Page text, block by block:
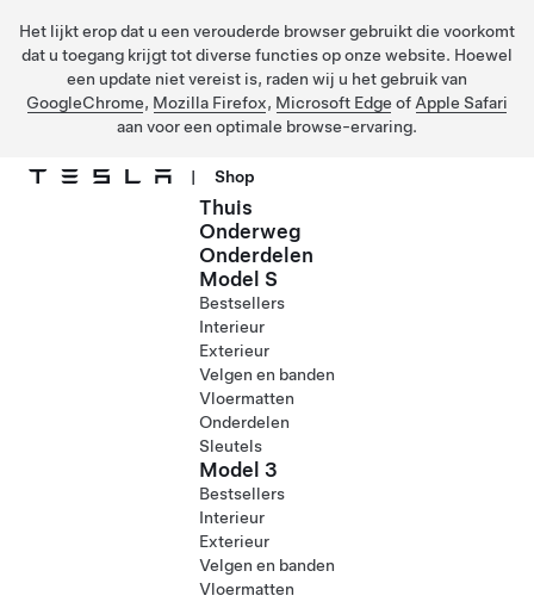
Het lijkt erop dat u een verouderde browser gebruikt die voorkomt
dat u toegang krijgt tot diverse functies op onze website. Hoewel
een update niet vereist is, raden wij u het gebruik van
GoogleChrome, Mozilla Firefox, Microsoft Edge of Apple Safari
aan voor een optimale browse-ervaring.
| Shop
Thuis
Onderweg
Onderdelen
Model S
Bestsellers
Interieur
Exterieur
Velgen en banden
Vloermatten
Onderdelen
Sleutels
Model 3
Bestsellers
Interieur
Exterieur
Velgen en banden
Vloermatten